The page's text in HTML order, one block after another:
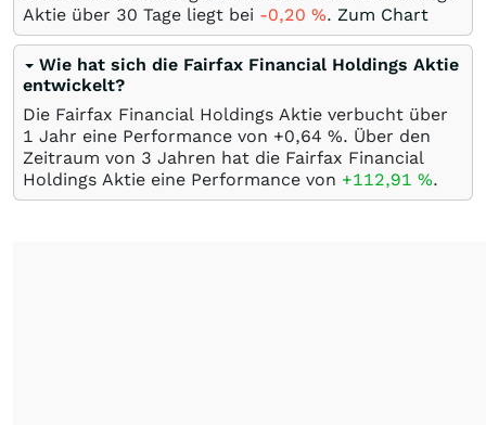
Aktie über 30 Tage liegt bei -0,20 %. Zum Chart
Wie hat sich die Fairfax Financial Holdings Aktie
entwickelt?
Die Fairfax Financial Holdings Aktie verbucht über
1 Jahr eine Performance von +0,64 %. Über den
Zeitraum von 3 Jahren hat die Fairfax Financial
Holdings Aktie eine Performance von +112,91 %.